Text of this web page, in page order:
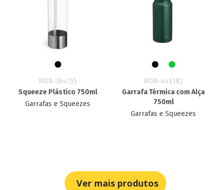
MDR-384755
Squeeze Plástico 750ml
Garrafas e Squeezes
MDR-643182
Garrafa Térmica com Alça
750ml
Garrafas e Squeezes
Ver mais produtos